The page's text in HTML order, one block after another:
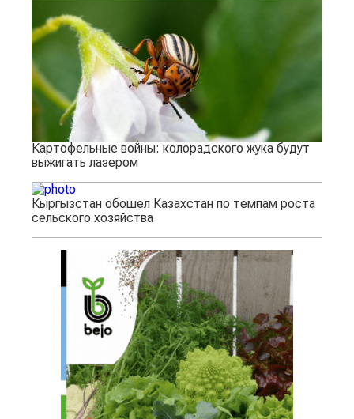
Картофельные войны: колорадского жука будут
выжигать лазером
Кыргызстан обошел Казахстан по темпам роста
сельского хозяйства